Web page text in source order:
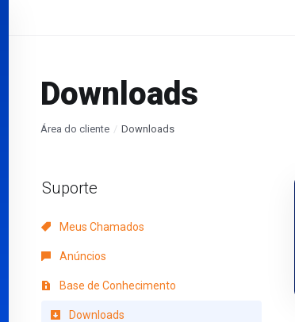
Downloads
Área do cliente Downloads
Suporte
Meus Chamados
Anúncios
Base de Conhecimento
Downloads